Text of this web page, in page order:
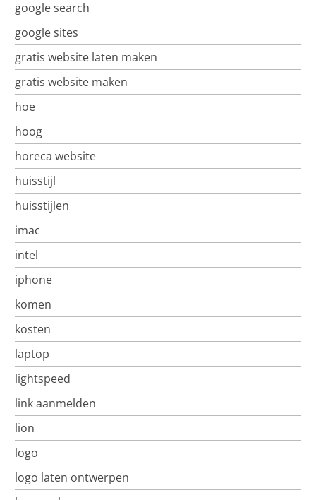
google search
google sites
gratis website laten maken
gratis website maken
hoe
hoog
horeca website
huisstijl
huisstijlen
imac
intel
iphone
komen
kosten
laptop
lightspeed
link aanmelden
lion
logo
logo laten ontwerpen